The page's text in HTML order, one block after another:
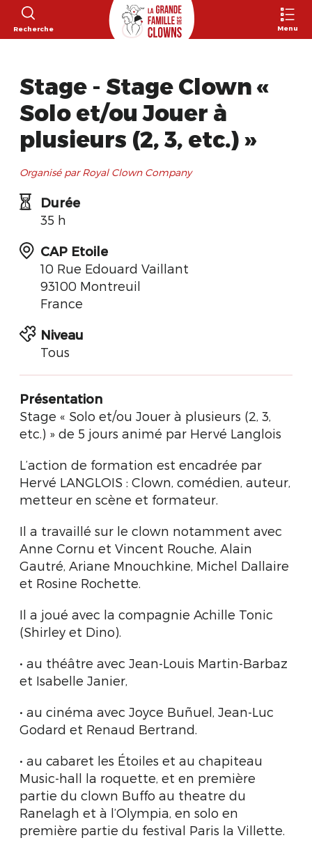
Recherche Menu
Stage - Stage Clown «
Solo et/ou Jouer à
plusieurs (2, 3, etc.) »
Organisé par Royal Clown Company
Durée
35 h
CAP Etoile
10 Rue Edouard Vaillant
93100 Montreuil
France
Niveau
Tous
Présentation
Stage « Solo et/ou Jouer à plusieurs (2, 3,
etc.) » de 5 jours animé par Hervé Langlois
L’action de formation est encadrée par
Hervé LANGLOIS : Clown, comédien, auteur,
metteur en scène et formateur.
Il a travaillé sur le clown notamment avec
Anne Cornu et Vincent Rouche, Alain
Gautré, Ariane Mnouchkine, Michel Dallaire
et Rosine Rochette.
Il a joué avec la compagnie Achille Tonic
(Shirley et Dino).
• au théâtre avec Jean-Louis Martin-Barbaz
et Isabelle Janier,
• au cinéma avec Joyce Buñuel, Jean-Luc
Godard et Renaud Bertrand.
• au cabaret les Étoiles et au chapiteau
Music-hall la roquette, et en première
partie du clown Buffo au theatre du
Ranelagh et à l’Olympia, en solo en
première partie du festival Paris la Villette.